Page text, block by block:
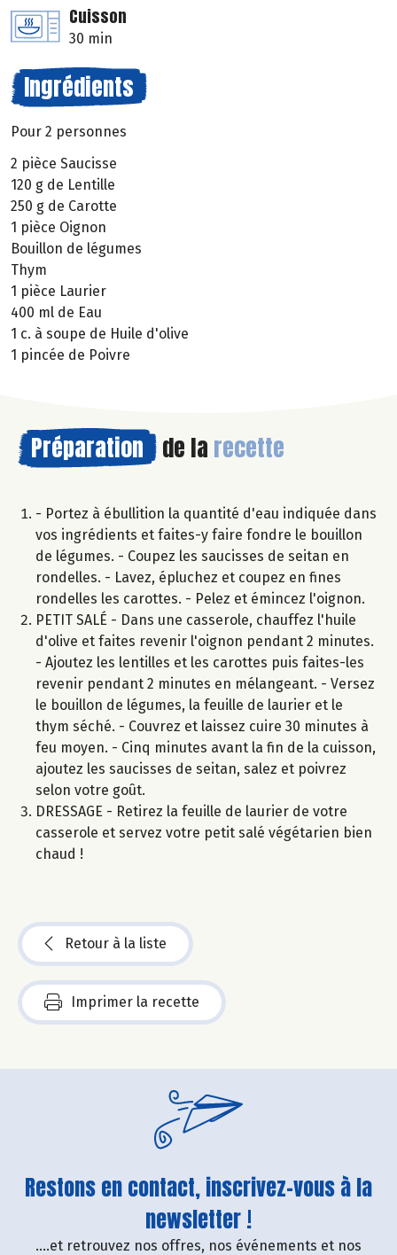
Cuisson
30 min
Ingrédients
Pour 2 personnes
2 pièce Saucisse
120 g de Lentille
250 g de Carotte
1 pièce Oignon
Bouillon de légumes
Thym
1 pièce Laurier
400 ml de Eau
1 c. à soupe de Huile d'olive
1 pincée de Poivre
Préparation de la recette
- Portez à ébullition la quantité d'eau indiquée dans
vos ingrédients et faites-y faire fondre le bouillon
de légumes. - Coupez les saucisses de seitan en
rondelles. - Lavez, épluchez et coupez en fines
rondelles les carottes. - Pelez et émincez l'oignon.
PETIT SALÉ - Dans une casserole, chauffez l'huile
d'olive et faites revenir l'oignon pendant 2 minutes.
- Ajoutez les lentilles et les carottes puis faites-les
revenir pendant 2 minutes en mélangeant. - Versez
le bouillon de légumes, la feuille de laurier et le
thym séché. - Couvrez et laissez cuire 30 minutes à
feu moyen. - Cinq minutes avant la fin de la cuisson,
ajoutez les saucisses de seitan, salez et poivrez
selon votre goût.
DRESSAGE - Retirez la feuille de laurier de votre
casserole et servez votre petit salé végétarien bien
chaud !
Retour à la liste
Imprimer la recette
Restons en contact, inscrivez-vous à la
newsletter !
....et retrouvez nos offres, nos événements et nos